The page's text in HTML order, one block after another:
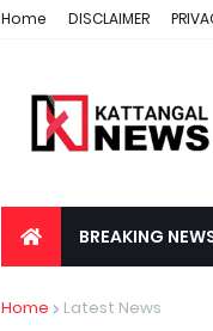
Home DISCLAIMER
BREAKING
Home Latest News